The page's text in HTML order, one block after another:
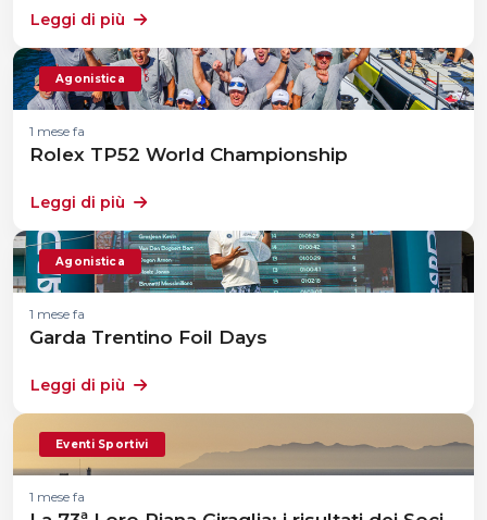
Leggi di più
Agonistica
1 mese fa
Rolex TP52 World Championship
Leggi di più
Agonistica
1 mese fa
Garda Trentino Foil Days
Leggi di più
Eventi Sportivi
1 mese fa